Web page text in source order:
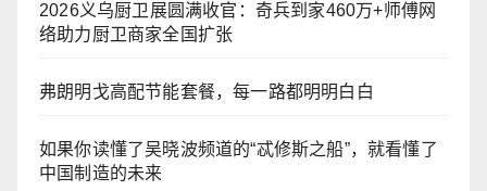
2026义乌厨卫展圆满收官：奇兵到家460万+师傅网
络助力厨卫商家全国扩张
弗朗明戈高配节能套餐，每一路都明明白白
如果你读懂了吴晓波频道的“忒修斯之船”，就看懂了
中国制造的未来